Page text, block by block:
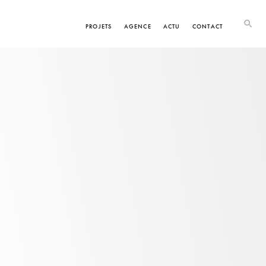
PROJETS AGENCE ACTU CONTACT